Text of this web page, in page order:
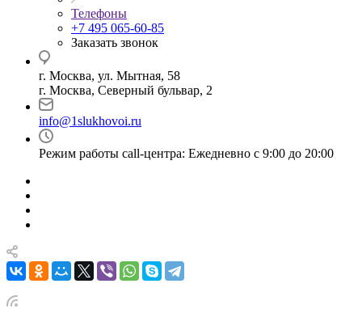
Телефоны
+7 495 065-60-85
Заказать звонок
г. Москва, ул. Мытная, 58
г. Москва, Северный бульвар, 2
info@1slukhovoi.ru
Режим работы call-центра: Ежедневно с 9:00 до 20:00